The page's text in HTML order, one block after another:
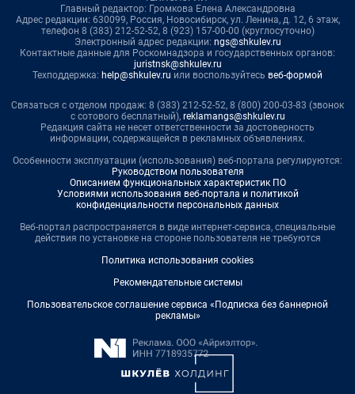
Главный редактор: Громкова Елена Александровна
Адрес редакции: 630099, Россия, Новосибирск, ул. Ленина, д. 12, 6 этаж,
телефон 8 (383) 212-52-52, 8 (923) 157-00-00 (круглосуточно)
Электронный адрес редакции: ngs@shkulev.ru
Контактные данные для Роскомнадзора и государственных органов:
juristnsk@shkulev.ru
Техподдержка: help@shkulev.ru или воспользуйтесь веб-формой
Связаться с отделом продаж: 8 (383) 212-52-52, 8 (800) 200-03-83 (звонок
с сотового бесплатный), reklamangs@shkulev.ru
Редакция сайта не несет ответственности за достоверность
информации, содержащейся в рекламных объявлениях.
Особенности эксплуатации (использования) веб-портала регулируются:
Руководством пользователя
Описанием функциональных характеристик ПО
Условиями использования веб-портала и политикой
конфиденциальности персональных данных
Веб-портал распространяется в виде интернет-сервиса, специальные
действия по установке на стороне пользователя не требуются
Политика использования cookies
Рекомендательные системы
Пользовательское соглашение сервиса «Подписка без баннерной
рекламы»